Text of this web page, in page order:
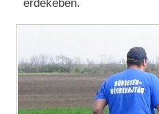
érdekében.